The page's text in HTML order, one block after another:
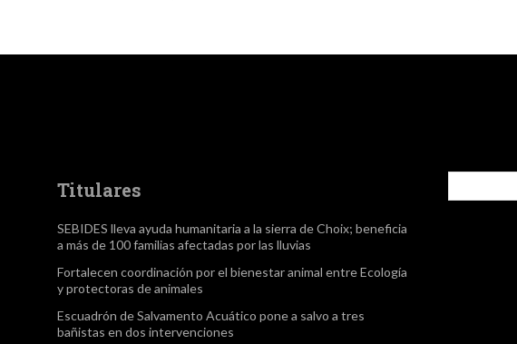
Titulares
SEBIDES lleva ayuda humanitaria a la sierra de Choix; beneficia
a más de 100 familias afectadas por las lluvias
Fortalecen coordinación por el bienestar animal entre Ecología
y protectoras de animales
Escuadrón de Salvamento Acuático pone a salvo a tres
bañistas en dos intervenciones